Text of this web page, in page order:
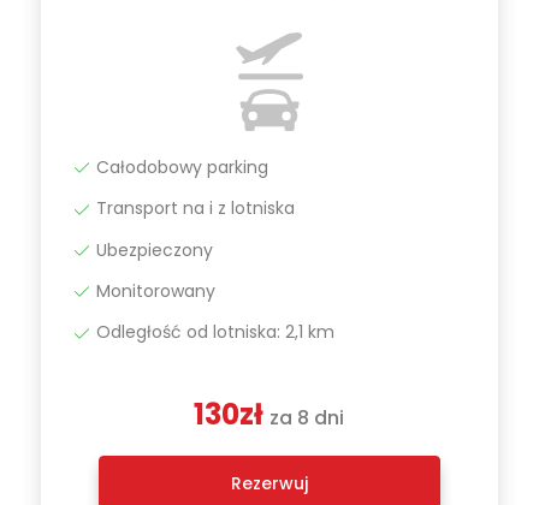
Całodobowy parking
Transport na i z lotniska
Ubezpieczony
Monitorowany
Odległość od lotniska: 2,1 km
130zł za 8 dni
Rezerwuj